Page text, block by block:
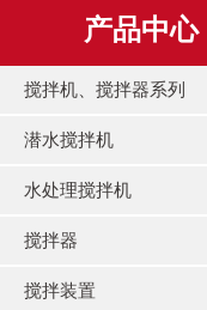
产品中心
搅拌机、搅拌器系列
潜水搅拌机
水处理搅拌机
搅拌器
搅拌装置